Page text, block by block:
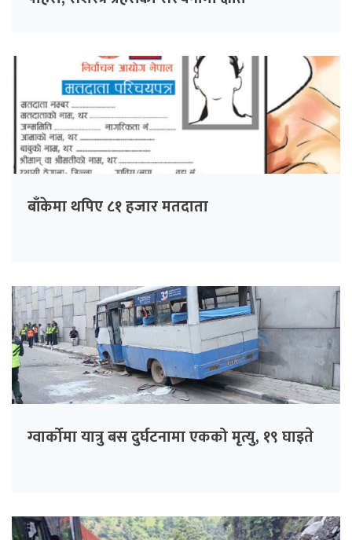
बाँकेमा थपिए ८१ हजार मतदाता
ग्वार्कोमा यात्रु बस दुर्घटनामा एकको मृत्यु, १९ घाइते